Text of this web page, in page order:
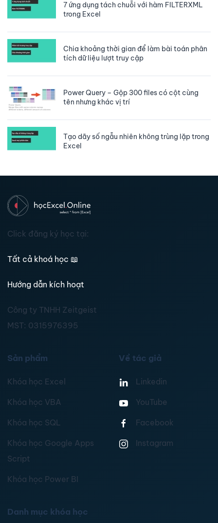
7 ứng dụng tách chuỗi với hàm FILTERXML
trong Excel
Chia khoảng thời gian để làm bài toán phân
tích dữ liệu lượt truy cập
Power Query – Gộp 300 files có cột cùng
tên nhưng khác vị trí
Tạo dãy số ngẫu nhiên không trùng lặp trong
Excel
Click đăng ký học tại:
Tất cả khoá học 📖
Hướng dẫn kích hoạt
Công ty TNHH Zeitgeist
MST: 0315976395
Sản phẩm
Khóa học Excel
Khóa học VBA
Khóa học SQL
Khóa học Google Apps
Script
Khóa học Power BI
Về tác giả
Linkedin
YouTube
Facebook
Instagram
Danh mục khóa học